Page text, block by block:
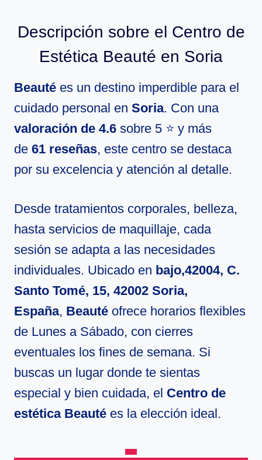
Descripción sobre el Centro de
Estética Beauté en Soria
Beauté es un destino imperdible para el
cuidado personal en Soria. Con una
valoración de 4.6 sobre 5 ⭐ y más
de 61 reseñas, este centro se destaca
por su excelencia y atención al detalle.
Desde tratamientos corporales, belleza,
hasta servicios de maquillaje, cada
sesión se adapta a las necesidades
individuales. Ubicado en bajo,42004, C.
Santo Tomé, 15, 42002 Soria,
España, Beauté ofrece horarios flexibles
de Lunes a Sábado, con cierres
eventuales los fines de semana. Si
buscas un lugar donde te sientas
especial y bien cuidada, el Centro de
estética Beauté es la elección ideal.